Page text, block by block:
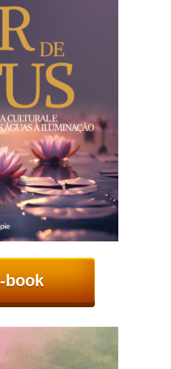
book